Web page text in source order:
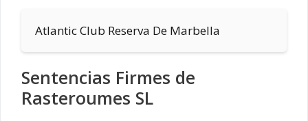
Atlantic Club Reserva De Marbella
Sentencias Firmes de
Rasteroumes SL